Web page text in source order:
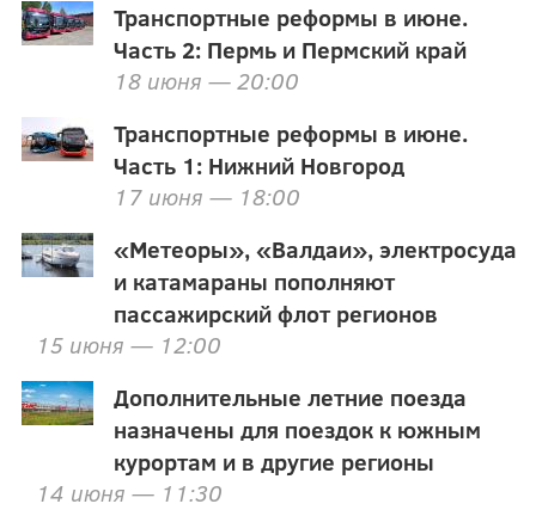
Транспортные реформы в июне.
Часть 2: Пермь и Пермский край
18 июня — 20:00
Транспортные реформы в июне.
Часть 1: Нижний Новгород
17 июня — 18:00
«Метеоры», «Валдаи», электросуда
и катамараны пополняют
пассажирский флот регионов
15 июня — 12:00
Дополнительные летние поезда
назначены для поездок к южным
курортам и в другие регионы
14 июня — 11:30